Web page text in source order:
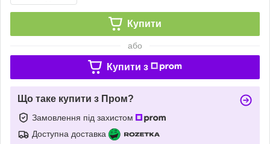
Купити
або
Купити з
Що таке купити з Пром?
Замовлення під захистом
Доступна доставка